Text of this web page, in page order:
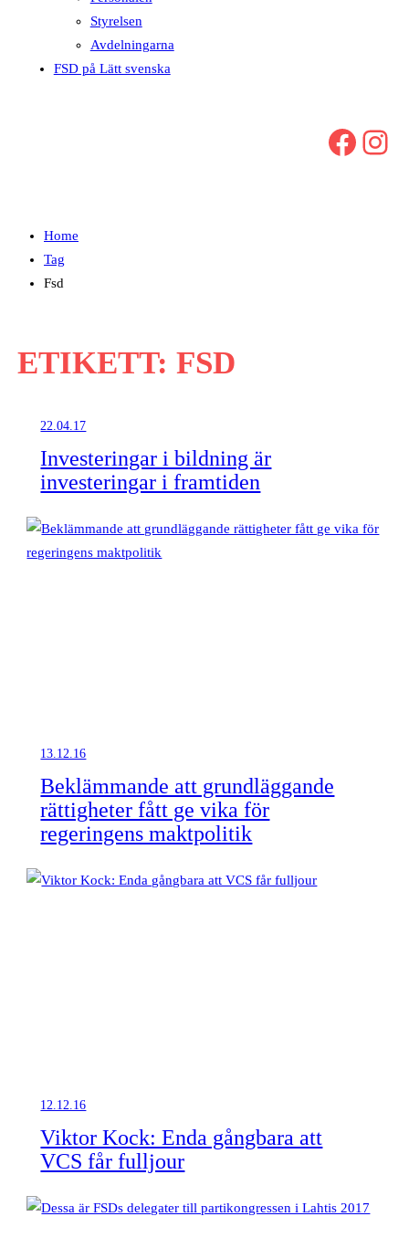
Styrelsen
Avdelningarna
FSD på Lätt svenska
Facebook Instagram
Home
Tag
Fsd
ETIKETT: FSD
22.04.17
Investeringar i bildning är
investeringar i framtiden
13.12.16
Beklämmande att grundläggande
rättigheter fått ge vika för
regeringens maktpolitik
12.12.16
Viktor Kock: Enda gångbara att
VCS får fulljour